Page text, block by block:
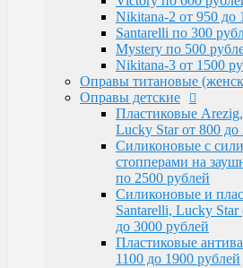
Santarelli, Lucky Star
до 3000 рублей
Пластиковые
1100 до 1900 рублей
РАСПРОДАЖА
Металлические
рублей
Оправы под линзы с
1200 рублей
Футляры до 400 рублей
Футляры по 600 рублей
Футляры по 550 рублей
Футляры для
Детские от 400 рублей
Nikitana-2 от 950 до
Santarelli по 300
Mystery по 500
Nikitana-3 от 1500
Оправы титановые
Оправы детские
Пластиковые
Lucky Star от 800 до
Силиконовые с
стопперами на
по 2500 рублей
Силиконовые и
Santarelli, Lucky
до 3000 рублей
Пластиковые
1100 до 1900 рублей